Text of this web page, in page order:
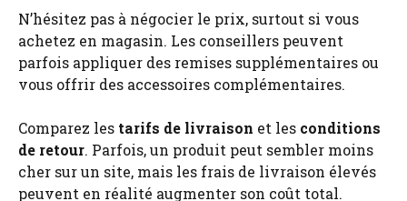
N’hésitez pas à négocier le prix, surtout si vous
achetez en magasin. Les conseillers peuvent
parfois appliquer des remises supplémentaires ou
vous offrir des accessoires complémentaires.
Comparez les tarifs de livraison et les conditions
de retour. Parfois, un produit peut sembler moins
cher sur un site, mais les frais de livraison élevés
peuvent en réalité augmenter son coût total.